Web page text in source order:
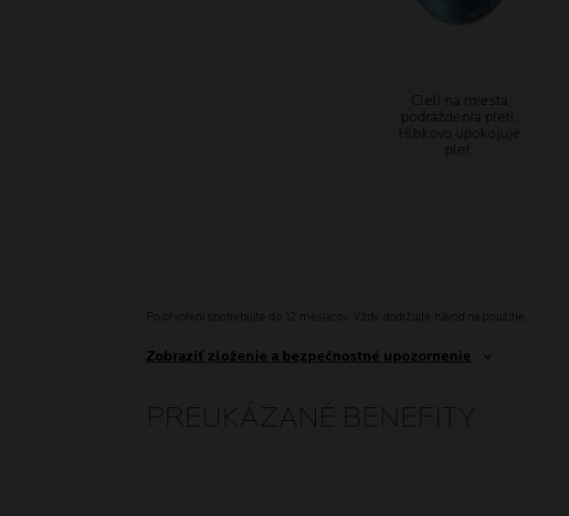
Cieli na miesta
podráždenia pleti.
Hĺbkovo upokojuje
pleť.
Po otvorení spotrebujte do 12 mesiacov. Vždy dodržujte návod na použitie.
Zobraziť zloženie a bezpečnostné upozornenie
PREUKÁZANÉ BENEFITY